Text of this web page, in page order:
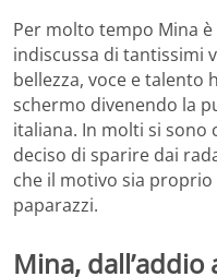
Per molto tempo Mina
indiscussa di tantissimi
bellezza, voce e talento
schermo divenendo la
italiana. In molti si sono
deciso di sparire dai
che il motivo sia proprio
paparazzi.
Mina, dall’addio